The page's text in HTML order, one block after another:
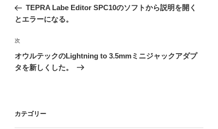
ナ
ゲ
ー
シ
の
投
TEPRA Labe Editor SPC10のソフトから説明を開く
とエラーになる。
次
の
投
次
オウルテックのLightning to 3.5mmミニジャックアダプ
タを新しくした。
カテゴリー